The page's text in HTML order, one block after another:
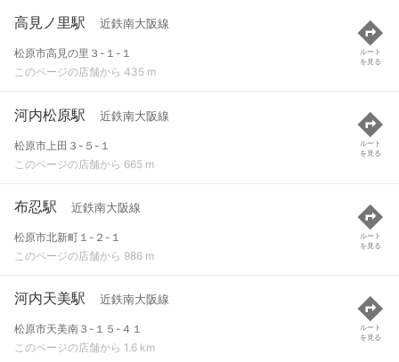
高見ノ里駅 近鉄南大阪線
松原市高見の里３-１-１
このページの店舗から 435 m
ルート
を見る
河内松原駅 近鉄南大阪線
松原市上田３-５-１
このページの店舗から 665 m
ルート
を見る
布忍駅 近鉄南大阪線
松原市北新町１-２-１
このページの店舗から 986 m
ルート
を見る
河内天美駅 近鉄南大阪線
松原市天美南３-１５-４１
このページの店舗から 1.6 km
ルート
を見る